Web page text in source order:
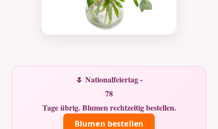
🌷 Nationalfeiertag -
78
Tage übrig. Blumen rechtzeitig bestellen.
Blumen bestellen